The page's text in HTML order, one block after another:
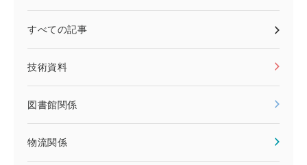
すべての記事
技術資料
図書館関係
物流関係